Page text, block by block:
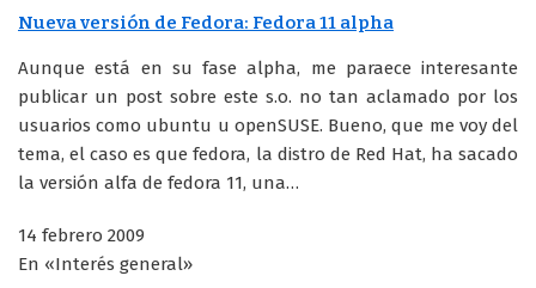
Nueva versión de Fedora: Fedora 11 alpha
Aunque está en su fase alpha, me paraece interesante
publicar un post sobre este s.o. no tan aclamado por los
usuarios como ubuntu u openSUSE. Bueno, que me voy del
tema, el caso es que fedora, la distro de Red Hat, ha sacado
la versión alfa de fedora 11, una…
14 febrero 2009
En «Interés general»